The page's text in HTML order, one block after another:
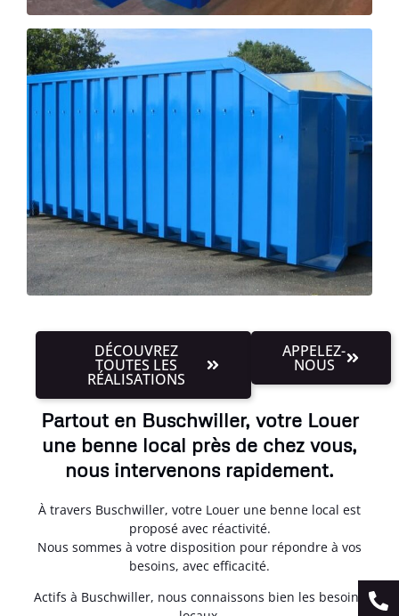
DÉCOUVREZ
TOUTES LES
RÉALISATIONS
APPELEZ-
NOUS
Partout en Buschwiller, votre Louer
une benne local près de chez vous,
nous intervenons rapidement.
À travers Buschwiller, votre Louer une benne local est
proposé avec réactivité.
Nous sommes à votre disposition pour répondre à vos
besoins, avec efficacité.
Actifs à Buschwiller, nous connaissons bien les besoins